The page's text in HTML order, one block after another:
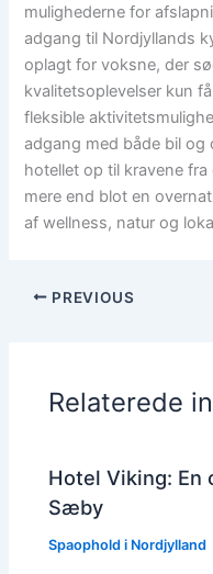
mulighederne for
adgang til Nordjyllands
oplagt for voksne, der
kvalitetsoplevelser kun
fleksible
adgang med både bil
hotellet op til kravene
mere end blot en
af wellness, natur og
PREVIOUS
Relaterede
Hotel Viking: En
Sæby
Spaophold i Nordjylland